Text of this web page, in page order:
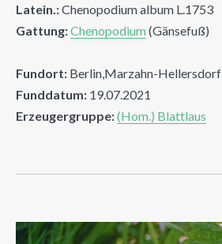
Latein.:Chenopodium album L.1753
Gattung:Chenopodium (Gänsefuß)
Fundort: Berlin,Marzahn-Hellersdorf
Funddatum: 19.07.2021
Erzeugergruppe:(Hom.) Blattlaus